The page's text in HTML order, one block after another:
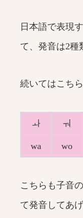
日本語で表現
て、発音は2種
続いてはこちら
ㅘ ㅝ
wa wo
こちらも子音
て発音してあ